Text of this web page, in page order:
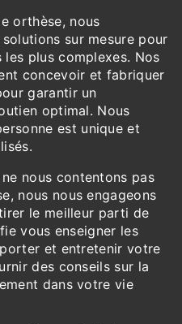
orthèse, nous
sur mesure pour
plus complexes. Nos
concevoir et fabriquer
garantir un
optimal. Nous
est unique et
nous contentons pas
nous nous engageons
le meilleur parti de
vous enseigner les
et entretenir votre
des conseils sur la
dans votre vie